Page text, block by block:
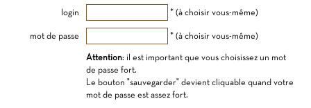
login * (à choisir vous-même)
mot de passe * (à choisir vous-même)
Attention: il est important que vous choisissez un mot
de passe fort.
Le bouton "sauvegarder" devient cliquable quand votre
mot de passe est assez fort.